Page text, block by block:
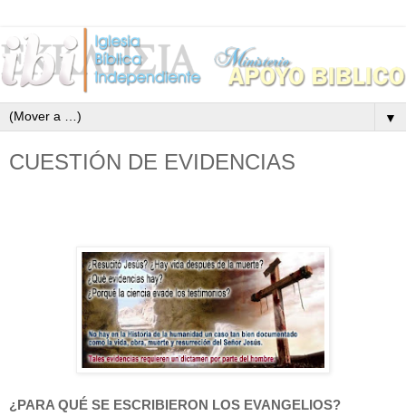
▼
CUESTIÓN DE EVIDENCIAS
¿PARA QUÉ SE ESCRIBIERON LOS EVANGELIOS?